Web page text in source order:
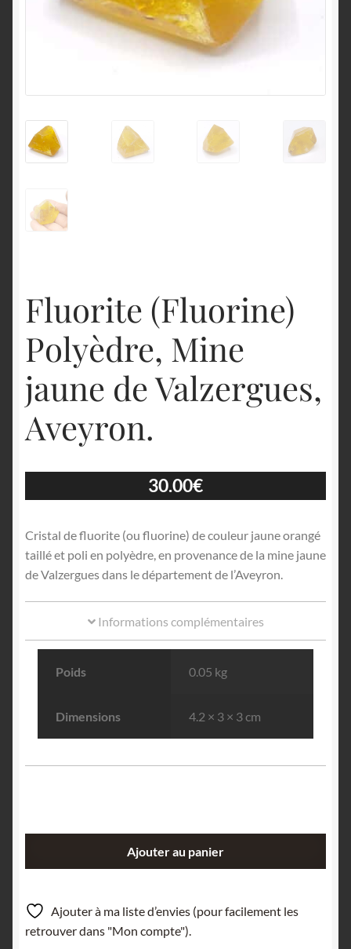
Fluorite (Fluorine)
Polyèdre, Mine
jaune de Valzergues,
Aveyron.
30.00€
Cristal de fluorite (ou fluorine) de couleur jaune orangé
taillé et poli en polyèdre, en provenance de la mine jaune
de Valzergues dans le département de l’Aveyron.
Informations complémentaires
Poids 0.05 kg
Dimensions 4.2 × 3 × 3 cm
(Fluorine)
Polyèdre,
Mine
Ajouter au panier
Ajouter à ma liste d’envies (pour facilement les
retrouver dans "Mon compte").